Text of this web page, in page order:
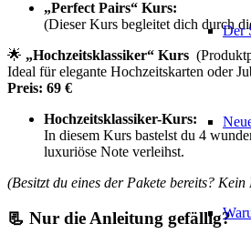
Der
„Perfect Pairs“ Kurs:
(Dieser Kurs begleitet dich durch
🌟 „Hochzeitsklassiker“ Kurs
Ideal für elegante Hochzeitskarten oder
Preis: 69 €
Hochzeitsklassiker-Kurs:
In diesem Kurs bastelst du 4
luxuriöse Note verleihst.
(Besitzt du eines der Pakete bereits?
📃 Nur die Anleitung gefällig?